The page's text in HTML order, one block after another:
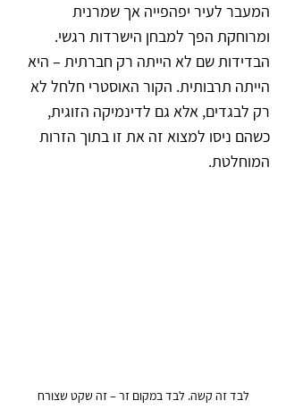
המעבר לעיר יפהפייה אך שמרנית
ומרוחקת הפך למבחן הישרדות רגשי.
הבדידות שם לא הייתה רק חברתית – היא
הייתה תרבותית. הקור האוסטרי חלחל לא
רק לבגדים, אלא גם לדינמיקה הזוגית,
כשהם ניסו למצוא זה את זו בתוך הזרות
המוחלטת.
לבד זה קשה. לבד במקום זר – זה שקט שצורח